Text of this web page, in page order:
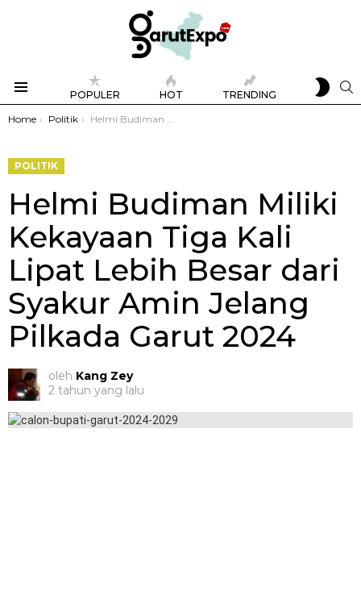
POPULER HOT TRENDING
SKIN
You are here:
Home Politik Helmi Budiman Miliki Kekayaan Tiga Kali Lipat Lebih Besar dari Syakur Amin Jelang Pilkada Garut 2024
POLITIK
Helmi Budiman Miliki
Kekayaan Tiga Kali
Lipat Lebih Besar dari
Syakur Amin Jelang
Pilkada Garut 2024
oleh Kang Zey
2 tahun yang lalu